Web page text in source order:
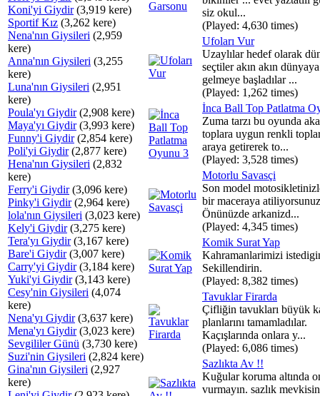
Koni'yi Giydir(3,919 kere)
Sportif Kız (3,262 kere)
Nena'nın Giysileri (2,959
kere)
Anna'nın Giysileri (3,255
kere)
Luna'nın Giysileri (2,951
kere)
Poula'yı Giydir(2,908 kere)
Maya'yı Giydir(3,993 kere)
Funny'i Giydir(2,854 kere)
Poli'yi Giydir(2,877 kere)
Hena'nın Giysileri (2,832
kere)
Ferry'i Giydir(3,096 kere)
Pinky'i Giydir(2,964 kere)
lola'nın Giysileri (3,023 kere)
Kely'i Giydir(3,275 kere)
Tera'yı Giydir(3,167 kere)
Bare'i Giydir(3,007 kere)
Carry'yi Giydir(3,184 kere)
Yuki'yi Giydir(3,143 kere)
Cesy'nin Giysileri (4,074
kere)
Nena'yı Giydir(3,637 kere)
Mena'yı Giydir(3,023 kere)
Sevgililer Günü (3,730 kere)
Suzi'nin Giysileri (2,824 kere)
Gina'nın Giysileri (2,927
kere)
siz okul...
(Played: 4,630 times)
Ufoları Vur
Uzaylılar hedef olarak
seçtiler akın akın dünyaya
gelmeye başladılar ...
(Played: 1,262 times)
İnca Ball Top Patlatma
Zuma tarzı bu oyunda
toplara uygun renkli
araya getirerek to...
(Played: 3,528 times)
Motorlu Savasçi
Son model
bir maceraya
Önünüzde arkanizd...
(Played: 4,345 times)
Komik Surat Yap
Kahramanlarimizi
Sekillendirin.
(Played: 8,382 times)
Tavuklar Firarda
Çifliğin tavukları büyük
planlarını tamamladılar.
Kaçışlarında onlara y...
(Played: 6,086 times)
Sazlıkta Av !!
Kuğular koruma altında
vurmayın. sazlık